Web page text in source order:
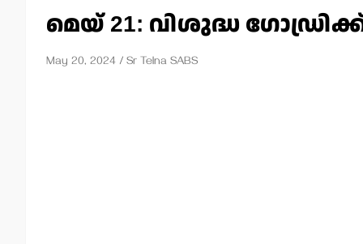
മെയ് 21: വിശുദ്ധ
May 20, 2024 Sr Telna SABS